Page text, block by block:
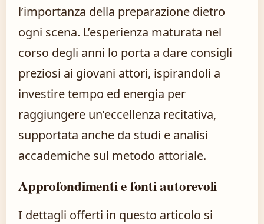
l’importanza della preparazione dietro
ogni scena. L’esperienza maturata nel
corso degli anni lo porta a dare consigli
preziosi ai giovani attori, ispirandoli a
investire tempo ed energia per
raggiungere un’eccellenza recitativa,
supportata anche da studi e analisi
accademiche sul metodo attoriale.
Approfondimenti e fonti autorevoli
I dettagli offerti in questo articolo si